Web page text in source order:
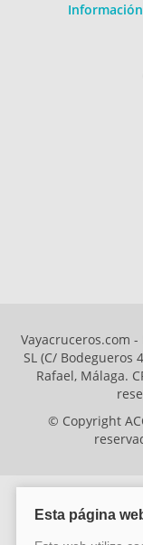
Vayacruceros.com
SL (C/ Bodegueros
Rafael, Málaga.
© Copyright